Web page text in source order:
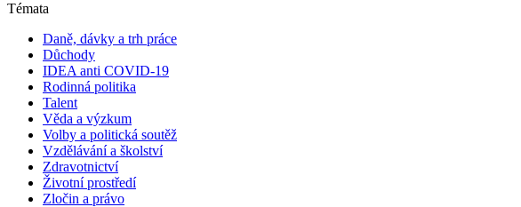
Témata
Daně, dávky a trh práce
Důchody
IDEA anti COVID-19
Rodinná politika
Talent
Věda a výzkum
Volby a politická soutěž
Vzdělávání a školství
Zdravotnictví
Životní prostředí
Zločin a právo